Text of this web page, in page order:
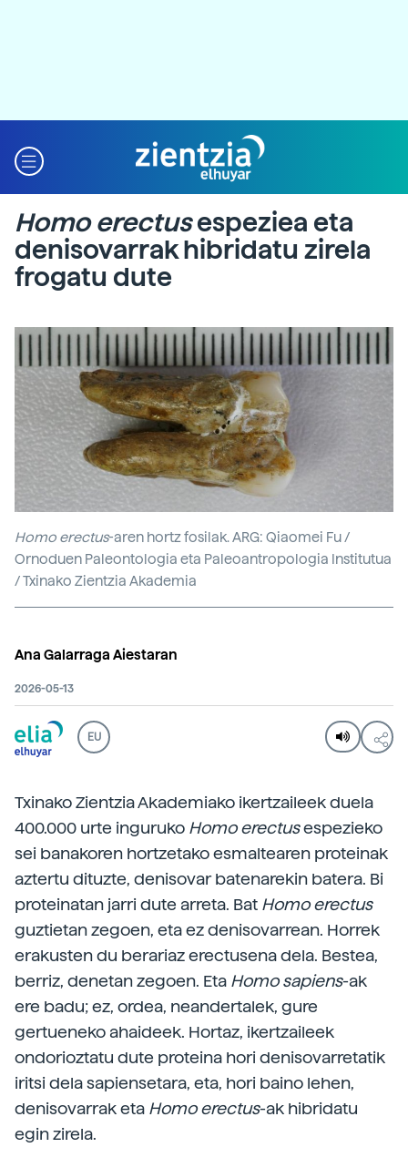
Homo erectusespeziea eta
denisovarrak hibridatu zirela
frogatu dute
Homo erectus-aren hortz fosilak. ARG: Qiaomei Fu /
Ornoduen Paleontologia eta Paleoantropologia Institutua
/ Txinako Zientzia Akademia
Ana Galarraga Aiestaran
2026-05-13
EU
Txinako Zientzia Akademiako ikertzaileek duela
400.000 urte inguruko Homo erectusespezieko
sei banakoren hortzetako esmaltearen proteinak
aztertu dituzte, denisovar batenarekin batera. Bi
proteinatan jarri dute arreta. Bat Homo erectus
guztietan zegoen, eta ez denisovarrean. Horrek
erakusten du berariaz erectusena dela. Bestea,
berriz, denetan zegoen. Eta Homo sapiens-ak
ere badu; ez, ordea, neandertalek, gure
gertueneko ahaideek. Hortaz, ikertzaileek
ondorioztatu dute proteina hori denisovarretatik
iritsi dela sapiensetara, eta, hori baino lehen,
denisovarrak eta Homo erectus-ak hibridatu
egin zirela.